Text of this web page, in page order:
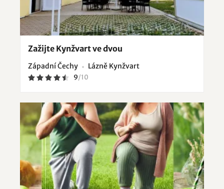
Zažijte Kynžvart ve dvou
Západní Čechy Lázně Kynžvart
9/10